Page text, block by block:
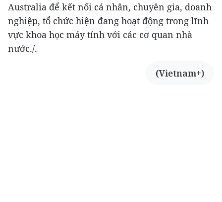
Australia để kết nối cá nhân, chuyên gia, doanh
nghiệp, tổ chức hiện đang hoạt động trong lĩnh
vực khoa học máy tính với các cơ quan nhà
nước./.
(Vietnam+)